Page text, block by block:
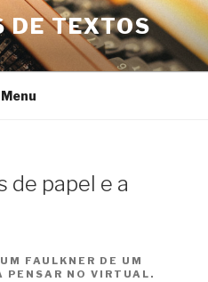
DE TEXTOS
Menu
de papel e a
FAULKNER DE UM
PENSAR NO VIRTUAL.